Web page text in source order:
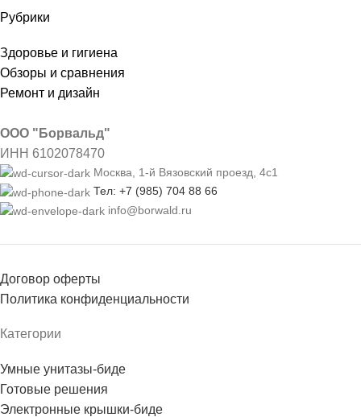
Рубрики
Здоровье и гигиена
Обзоры и сравнения
Ремонт и дизайн
ООО "Борвальд"
ИНН 6102078470
Москва, 1-й Вязовский проезд, 4с1
Тел: +7 (985) 704 88 66
info@borwald.ru
Договор оферты
Политика конфиденциальности
Категории
Умные унитазы-биде
Готовые решения
Электронные крышки-биде